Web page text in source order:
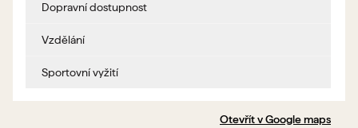
Dopravní dostupnost
Vzdělání
Sportovní vyžití
Otevřít v Google maps